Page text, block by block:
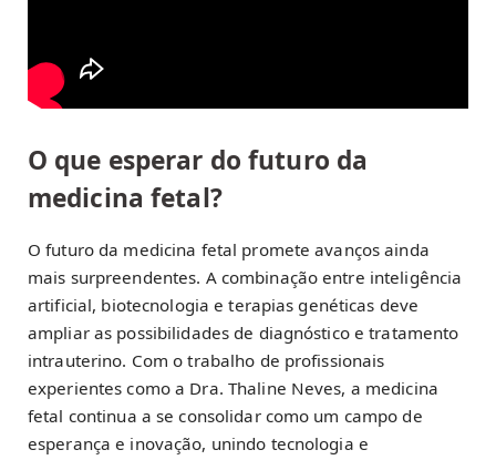
O que esperar do futuro da
medicina fetal?
O futuro da medicina fetal promete avanços ainda
mais surpreendentes. A combinação entre inteligência
artificial, biotecnologia e terapias genéticas deve
ampliar as possibilidades de diagnóstico e tratamento
intrauterino. Com o trabalho de profissionais
experientes como a Dra. Thaline Neves, a medicina
fetal continua a se consolidar como um campo de
esperança e inovação, unindo tecnologia e